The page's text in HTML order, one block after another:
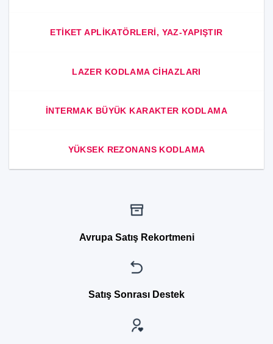
ETIKET APLIKATÖRLERI, YAZ-YAPIŞTIR
LAZER KODLAMA CIHAZLARI
INTERMAK BÜYÜK KARAKTER KODLAMA
YÜKSEK REZONANS KODLAMA
Avrupa Satış Rekortmeni
Satış Sonrası Destek